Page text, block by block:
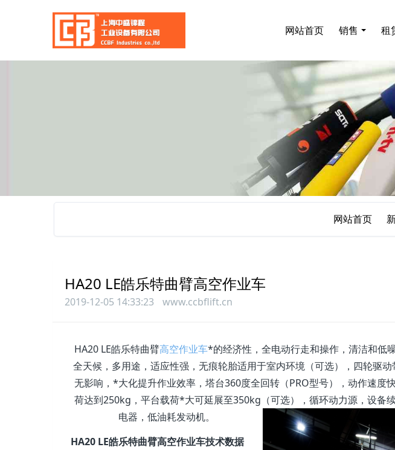
网站首页 销售 租
网站首页
HA20 LE皓乐特曲臂高空作业车
2019-12-05 14:33:23 www.ccbflift.cn
HA20 LE皓乐特曲臂高空作业车*的经济性，全电动行走和操作，清洁和低
全天候，多用途，适应性强，无痕轮胎适用于室内环境（可选），四轮驱
无影响，*大化提升作业效率，塔台360度全回转（PRO型号），动作速度
荷达到250kg，平台载荷*大可延展至350kg（可选），循环动力源，设备
电器，低油耗发动机。
HA20 LE皓乐特曲臂高空作业车技术数据